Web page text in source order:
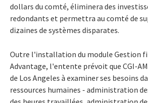
dollars du comté, éliminera des
redondants et permettra au comté de
dizaines de systèmes disparates.
Outre l'installation du module Gestion
Advantage, l'entente prévoit que CGI-
de Los Angeles à examiner ses besoins
ressources humaines - administration